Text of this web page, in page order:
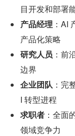
目开发和部署
产品经理 ：AI
产品化策略
研究人员 ：前
边界
企业团队 ：完
I 转型进程
求职者 ：全面
领域竞争力